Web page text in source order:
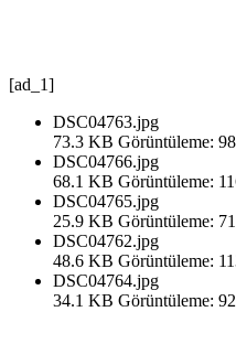
[ad_1]
DSC04763.jpg
73.3 KB Görüntüleme: 98
DSC04766.jpg
68.1 KB Görüntüleme:
DSC04765.jpg
25.9 KB Görüntüleme: 71
DSC04762.jpg
48.6 KB Görüntüleme:
DSC04764.jpg
34.1 KB Görüntüleme: 92